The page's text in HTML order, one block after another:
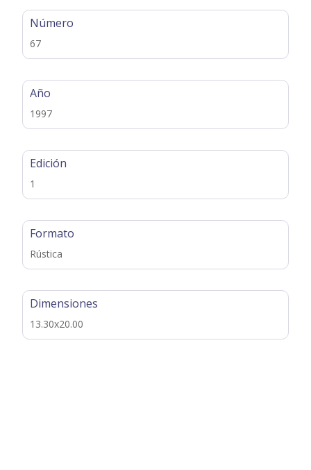
Número
67
Año
1997
Edición
1
Formato
Rústica
Dimensiones
13.30x20.00